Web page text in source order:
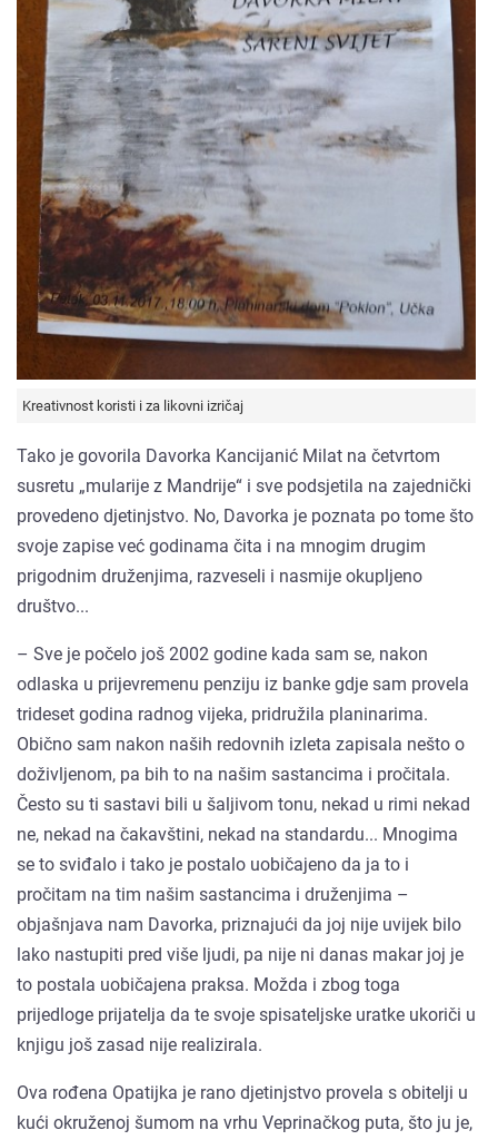
Kreativnost koristi i za likovni izričaj
Tako je govorila Davorka Kancijanić Milat na četvrtom
susretu „mularije z Mandrije“ i sve podsjetila na zajednički
provedeno djetinjstvo. No, Davorka je poznata po tome što
svoje zapise već godinama čita i na mnogim drugim
prigodnim druženjima, razveseli i nasmije okupljeno
društvo...
– Sve je počelo još 2002 godine kada sam se, nakon
odlaska u prijevremenu penziju iz banke gdje sam provela
trideset godina radnog vijeka, pridružila planinarima.
Obično sam nakon naših redovnih izleta zapisala nešto o
doživljenom, pa bih to na našim sastancima i pročitala.
Često su ti sastavi bili u šaljivom tonu, nekad u rimi nekad
ne, nekad na čakavštini, nekad na standardu... Mnogima
se to sviđalo i tako je postalo uobičajeno da ja to i
pročitam na tim našim sastancima i druženjima –
objašnjava nam Davorka, priznajući da joj nije uvijek bilo
lako nastupiti pred više ljudi, pa nije ni danas makar joj je
to postala uobičajena praksa. Možda i zbog toga
prijedloge prijatelja da te svoje spisateljske uratke ukoriči u
knjigu još zasad nije realizirala.
Ova rođena Opatijka je rano djetinjstvo provela s obitelji u
kući okruženoj šumom na vrhu Veprinačkog puta, što ju je,